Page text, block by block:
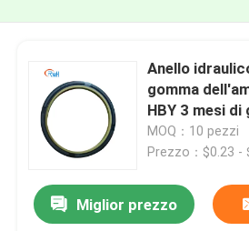
Anello
gomma
HBY 3 mesi di
MOQ：10 pezzi
Prezzo：$0.23 -
Miglior prezzo